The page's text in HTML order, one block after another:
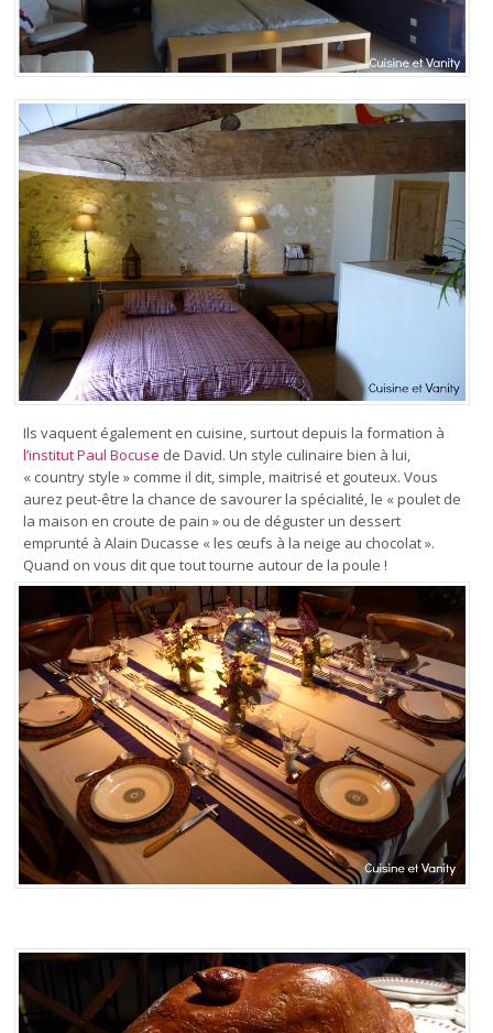
Ils vaquent également en cuisine, surtout depuis la formation à
l’institut Paul Bocuse de David. Un style culinaire bien à lui,
« country style » comme il dit, simple, maitrisé et gouteux. Vous
aurez peut-être la chance de savourer la spécialité, le « poulet de
la maison en croute de pain » ou de déguster un dessert
emprunté à Alain Ducasse « les œufs à la neige au chocolat ».
Quand on vous dit que tout tourne autour de la poule !